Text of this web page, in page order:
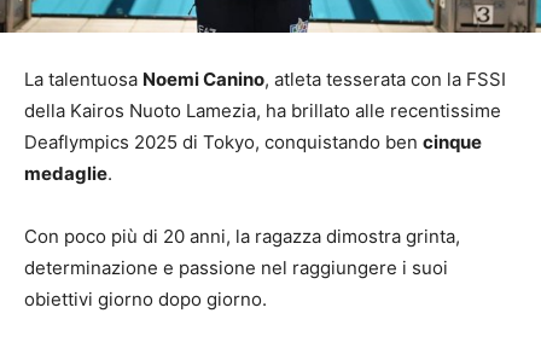
La talentuosa Noemi Canino, atleta tesserata con la FSSI
della Kairos Nuoto Lamezia, ha brillato alle recentissime
Deaflympics 2025 di Tokyo, conquistando ben cinque
medaglie.
Con poco più di 20 anni, la ragazza dimostra grinta,
determinazione e passione nel raggiungere i suoi
obiettivi giorno dopo giorno.